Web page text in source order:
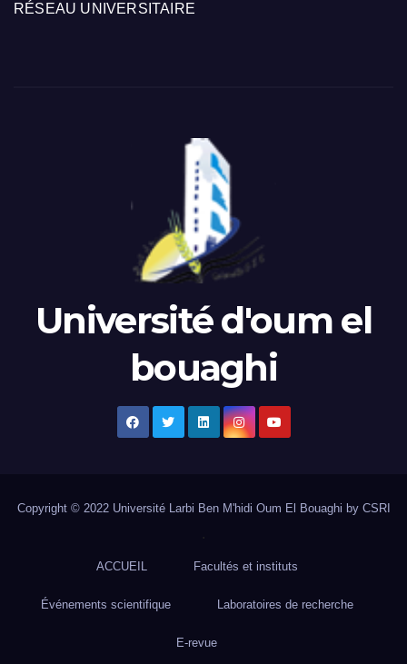
RÉSEAU UNIVERSITAIRE
Université d'oum el
bouaghi
Copyright © 2022 Université Larbi Ben M'hidi Oum El Bouaghi by CSRI
.
ACCUEIL Facultés et instituts
Événements scientifique Laboratoires de recherche
E-revue